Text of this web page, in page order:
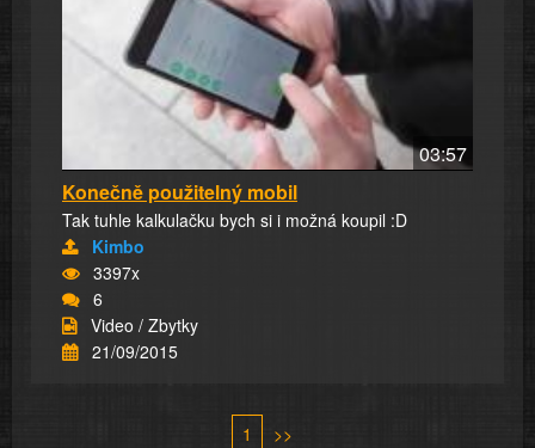
03:57
Konečně použitelný mobil
Tak tuhle kalkulačku bych si i možná koupil :D
Kimbo
3397x
6
Video / Zbytky
21/09/2015
1 >>